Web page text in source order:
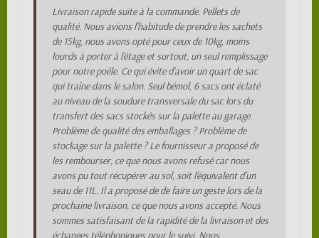
Livraison rapide suite à la commande. Pellets de
qualité. Nous avions l'habitude de prendre les sachets
de 15kg, nous avons opté pour ceux de 10kg, moins
lourds à porter à l'étage et surtout, un seul remplissage
pour notre poêle. Ce qui évite d'avoir un quart de sac
qui traîne dans le salon. Seul bémol, 6 sacs ont éclaté
au niveau de la soudure transversale du sac lors du
transfert des sacs stockés sur la palette au garage.
Problème de qualité des emballages ? Problème de
stockage sur la palette ? Le fournisseur a proposé de
les rembourser, ce que nous avons refusé car nous
avons pu tout récupérer au sol, soit l'équivalent d'un
seau de 11L. Il a proposé de de faire un geste lors de la
prochaine livraison, ce que nous avons accepté. Nous
sommes satisfaisant de la rapidité de la livraison et des
échanges téléphoniques pour le suivi. Nous